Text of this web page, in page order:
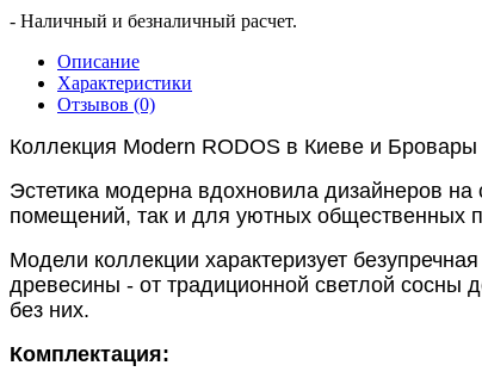
- Наличный и безналичный расчет.
Описание
Характеристики
Отзывов (0)
Коллекция Modern RODOS в Киеве и Бровары
Эстетика модерна вдохновила дизайнеров
помещений, так и для уютных общественных
Модели коллекции характеризует
древесины - от традиционной светлой сосны
без них.
Комплектация: